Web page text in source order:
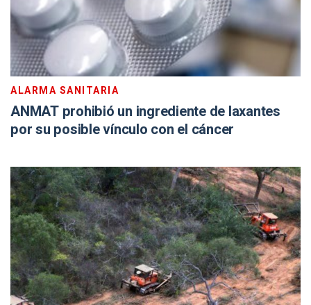
ALARMA SANITARIA
ANMAT prohibió un ingrediente de laxantes
por su posible vínculo con el cáncer